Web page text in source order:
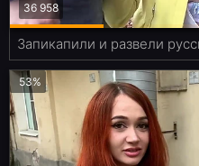
36 958
53%